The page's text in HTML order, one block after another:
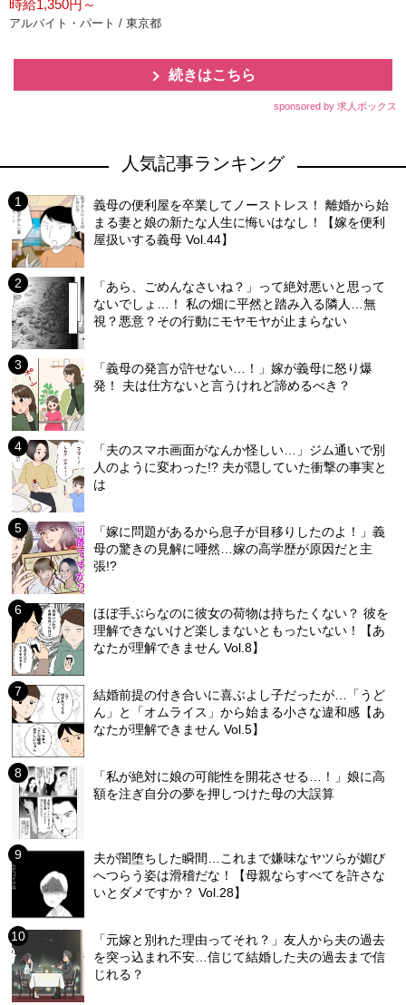
時給1,350円～
アルバイト・パート / 東京都
続きはこちら
sponsored by 求人ボックス
人気記事ランキング
義母の便利屋を卒業してノーストレス！ 離婚から始
まる妻と娘の新たな人生に悔いはなし！【嫁を便利
屋扱いする義母 Vol.44】
「あら、ごめんなさいね？」って絶対悪いと思って
ないでしょ…！ 私の畑に平然と踏み入る隣人…無
視？悪意？その行動にモヤモヤが止まらない
「義母の発言が許せない…！」嫁が義母に怒り爆
発！ 夫は仕方ないと言うけれど諦めるべき？
「夫のスマホ画面がなんか怪しい…」ジム通いで別
人のように変わった!? 夫が隠していた衝撃の事実と
は
「嫁に問題があるから息子が目移りしたのよ！」義
母の驚きの見解に唖然…嫁の高学歴が原因だと主
張!?
ほぼ手ぶらなのに彼女の荷物は持ちたくない？ 彼を
理解できないけど楽しまないともったいない！【あ
なたが理解できません Vol.8】
結婚前提の付き合いに喜ぶよし子だったが…「うど
ん」と「オムライス」から始まる小さな違和感【あ
なたが理解できません Vol.5】
「私が絶対に娘の可能性を開花させる…！」娘に高
額を注ぎ自分の夢を押しつけた母の大誤算
夫が闇堕ちした瞬間…これまで嫌味なヤツらが媚び
へつらう姿は滑稽だな！【母親ならすべてを許さな
いとダメですか？ Vol.28】
「元嫁と別れた理由ってそれ？」友人から夫の過去
を突っ込まれ不安…信じて結婚した夫の過去まで信
じれる？